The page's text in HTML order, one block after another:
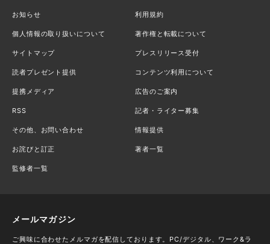
お知らせ 利用規約
個人情報の取り扱いについて 著作権と転載について
サイトマップ プレスリリース受付
読者プレゼント提供 コンテンツ利用について
提携メディア 広告のご案内
RSS 記者・ライター募集
その他、お問い合わせ 情報提供
お詫びと訂正 著者一覧
監修者一覧
メールマガジン
ご興味に合わせたメルマガを配信しております。PC/デジタル、ワーク&ラ